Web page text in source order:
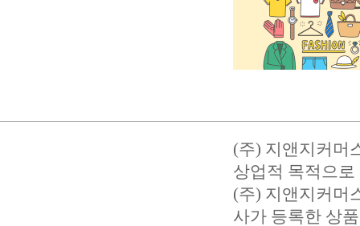
(주) 지앤지커머
상업적 목적으
(주) 지앤지커머
사가 등록한 상